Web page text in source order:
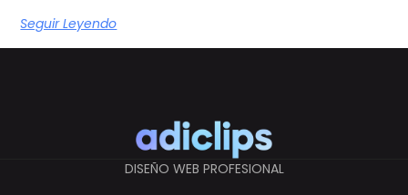
Seguir Leyendo
DISEÑO WEB PROFESIONAL